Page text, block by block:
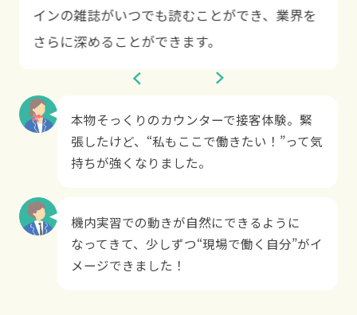
インの雑誌がいつでも読むことができ、業界を
さらに深めることができます。
本物そっくりのカウンターで接客体験。緊
張したけど、“私もここで働きたい！”って気
持ちが強くなりました。
機内実習での動きが自然にできるように
なってきて、少しずつ“現場で働く自分”がイ
メージできました！